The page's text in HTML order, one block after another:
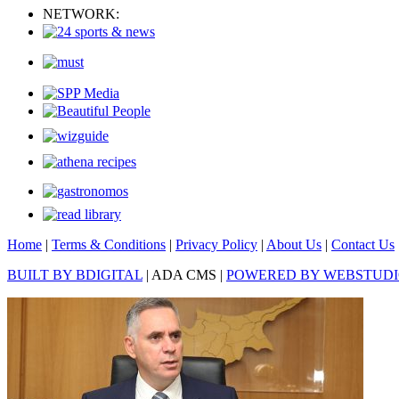
NETWORK:
Home | Terms & Conditions | Privacy Policy | About Us | Contact Us
BUILT BY BDIGITAL | ADA CMS | POWERED BY